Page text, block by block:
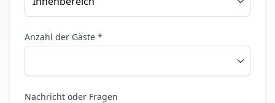
Anzahl der Gäste *
Nachricht oder Fragen